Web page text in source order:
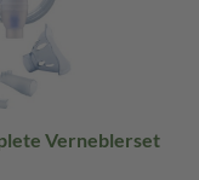
Verneblerset